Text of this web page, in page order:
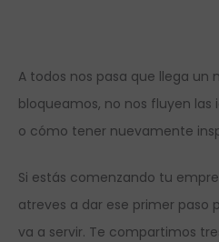
A todos nos pasa que llega un
bloqueamos, no nos fluyen las
o cómo tener nuevamente
Si estás comenzando tu
atreves a dar ese primer paso
va a servir. Te compartimos